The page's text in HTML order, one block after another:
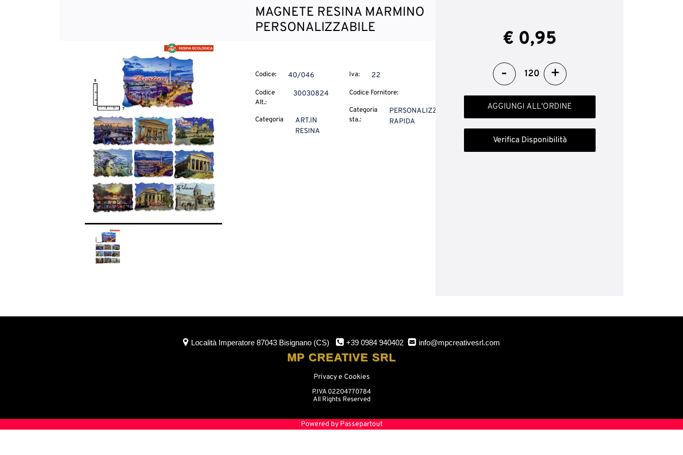
MAGNETE RESINA MARMINO
PERSONALIZZABILE
Codice: 40/046
Codice
Alt.:
30030824
Categoria
ART.IN
RESINA
Iva: 22
Codice Fornitore:
Categoria
sta.:
PERSONALIZZ.
RAPIDA
€ 0,95
AGGIUNGI ALL'ORDINE
Verifica Disponibilità
Località Imperatore87043 Bisignano (CS) +39 0984 940402 info@mpcreativesrl.com
MP CREATIVE SRL
Privacy e Cookies
P.IVA 02204770784
All Rights Reserved
Powered by Passepartout